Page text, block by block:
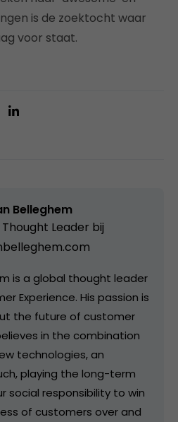
is de zoektocht waar
voor staat.
Belleghem
Leader bij
is a global thought leader
Experience. His passion is
the future of customer
in the combination
technologies, an
playing the long-term
social responsibility to win
of customers over and